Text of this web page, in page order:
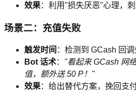
效果：利用"损失厌恶"心理，刺
场景二：充值失败
触发时间 ：检测到 GCash 回
Bot 话术： "看起来 GCash 网
值，额外送 50 P！"
效果：给出替代方案，挽回支